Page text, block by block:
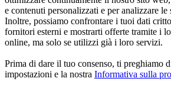
e contenuti personalizzati e per analizzare
Inoltre, possiamo confrontare i tuoi dati
fornitori esterni e mostrarti offerte tramite i
online, ma solo se utilizzi già i loro servizi.
Prima di dare il tuo consenso, ti preghiamo
impostazioni e la nostra Informativa sulla